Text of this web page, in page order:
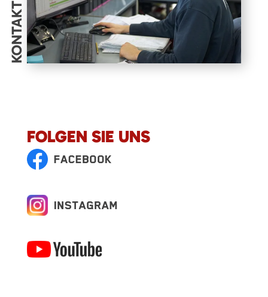
KONTAKT
FOLGEN SIE UNS